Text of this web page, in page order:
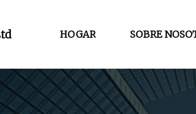
HOGAR SOBRE